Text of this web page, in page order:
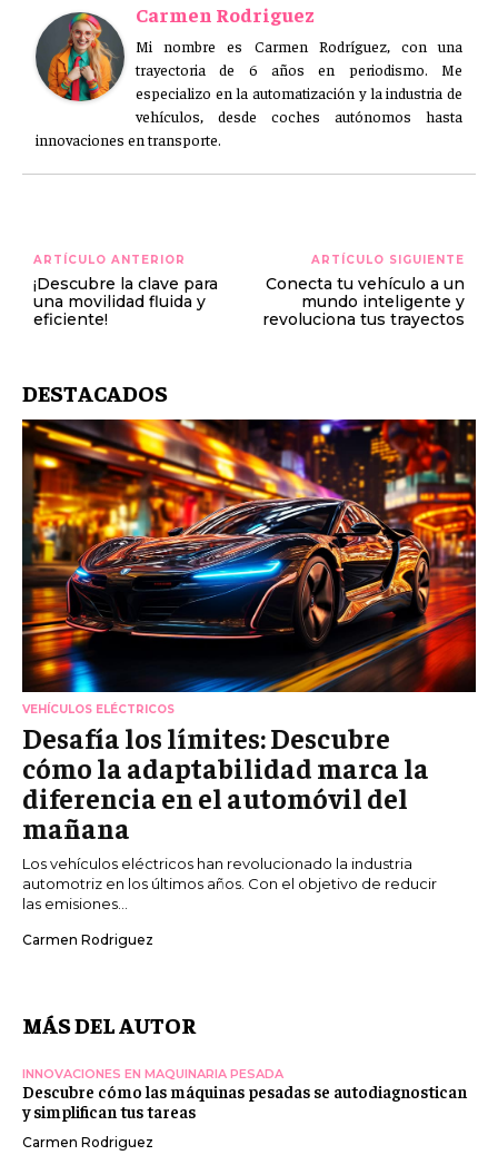
Carmen Rodriguez
Mi nombre es Carmen Rodríguez, con una
trayectoria de 6 años en periodismo. Me
especializo en la automatización y la industria de
vehículos, desde coches autónomos hasta
innovaciones en transporte.
ARTÍCULO ANTERIOR
¡Descubre la clave para
una movilidad fluida y
eficiente!
ARTÍCULO SIGUIENTE
Conecta tu vehículo a un
mundo inteligente y
revoluciona tus trayectos
DESTACADOS
VEHÍCULOS ELÉCTRICOS
Desafía los límites: Descubre
cómo la adaptabilidad marca la
diferencia en el automóvil del
mañana
Los vehículos eléctricos han revolucionado la industria
automotriz en los últimos años. Con el objetivo de reducir
las emisiones...
Carmen Rodriguez
MÁS DEL AUTOR
INNOVACIONES EN MAQUINARIA PESADA
Descubre cómo las máquinas pesadas se autodiagnostican
y simplifican tus tareas
Carmen Rodriguez